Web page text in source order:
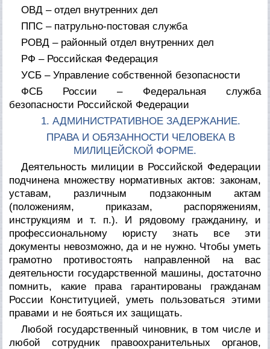
ОВД – отдел внутренних дел
ППС – патрульно-постовая служба
РОВД – районный отдел внутренних дел
РФ – Российская Федерация
УСБ – Управление собственной безопасности
ФСБ России – Федеральная служба
безопасности Российской Федерации
1. АДМИНИСТРАТИВНОЕ ЗАДЕРЖАНИЕ.
ПРАВА И ОБЯЗАННОСТИ ЧЕЛОВЕКА В
МИЛИЦЕЙСКОЙ ФОРМЕ.
Деятельность милиции в Российской Федерации
подчинена множеству нормативных актов: законам,
уставам, различным подзаконным актам
(положениям, приказам, распоряжениям,
инструкциям и т. п.). И рядовому гражданину, и
профессиональному юристу знать все эти
документы невозможно, да и не нужно. Чтобы уметь
грамотно противостоять направленной на вас
деятельности государственной машины, достаточно
помнить, какие права гарантированы гражданам
России Конституцией, уметь пользоваться этими
правами и не бояться их защищать.
Любой государственный чиновник, в том числе и
любой сотрудник правоохранительных органов,